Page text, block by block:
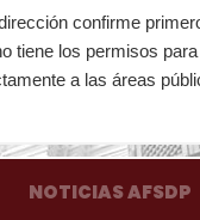
confirme
tiene los permisos
a las áreas
NOTICIAS AFSDP